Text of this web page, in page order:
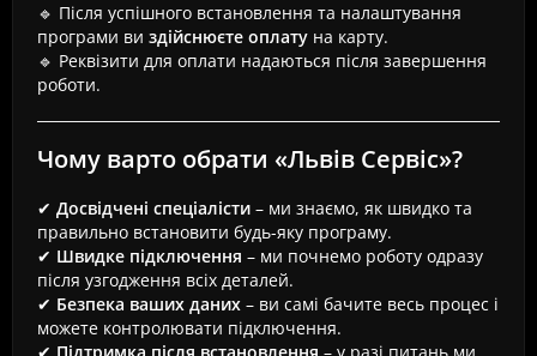
🔹 Після успішного встановлення та налаштування
програми ви здійснюєте оплату на карту.
🔹 Реквізити для оплати надаються після завершення
роботи.
Чому варто обрати «Львів Сервіс»?
✔ Досвідчені спеціалісти – ми знаємо, як швидко та
правильно встановити будь-яку програму.
✔ Швидке підключення – ми почнемо роботу одразу
після узгодження всіх деталей.
✔ Безпека ваших даних – ви самі бачите весь процес і
можете контролювати підключення.